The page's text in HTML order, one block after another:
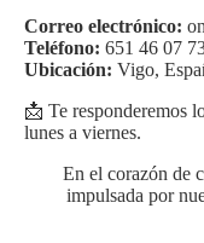
Correo electrónico:
Teléfono: 651 46 07
Ubicación: Vigo,
📩 Te responderemos
lunes a viernes.
En el corazón de
impulsada por
Política de